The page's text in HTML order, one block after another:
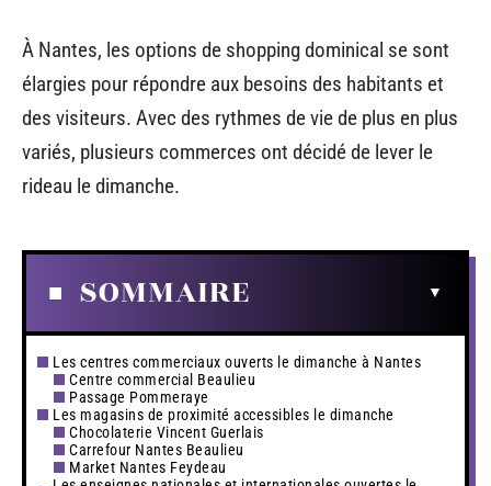
À Nantes, les options de shopping dominical se sont
élargies pour répondre aux besoins des habitants et
des visiteurs. Avec des rythmes de vie de plus en plus
variés, plusieurs commerces ont décidé de lever le
rideau le dimanche.
SOMMAIRE
Les centres commerciaux ouverts le dimanche à Nantes
Centre commercial Beaulieu
Passage Pommeraye
Les magasins de proximité accessibles le dimanche
Chocolaterie Vincent Guerlais
Carrefour Nantes Beaulieu
Market Nantes Feydeau